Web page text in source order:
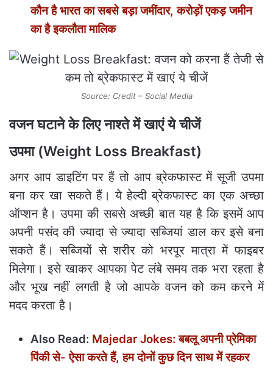
कौन है भारत का सबसे बड़ा जमींदार, करोड़ों एकड़ जमीन
का है इकलौता मालिक
Source: Credit – Social Media
वजन घटाने के लिए नाश्ते में खाएं ये चीजें
उपमा (Weight Loss Breakfast)
अगर आप डाइटिंग पर हैं तो आप ब्रेकफास्ट में सूजी उपमा
बना कर खा सकते हैं। ये हेल्दी ब्रेकफास्ट का एक अच्छा
ऑप्शन है। उपमा की सबसे अच्छी बात यह है कि इसमें आप
अपनी पसंद की ज्यादा से ज्यादा सब्जियां डाल कर इसे बना
सकते हैं। सब्जियों से शरीर को भरपूर मात्रा में फाइबर
मिलेगा। इसे खाकर आपका पेट लंबे समय तक भरा रहता है
और भूख नहीं लगती है जो आपके वजन को कम करने में
मदद करता है।
Also Read: Majedar Jokes: बबलू अपनी प्रेमिका
पिंकी से- ऐसा करते हैं, हम दोनों कुछ दिन साथ में रहकर